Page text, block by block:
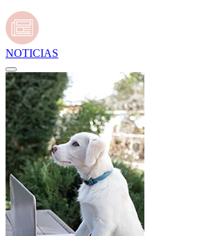
NOTICIAS